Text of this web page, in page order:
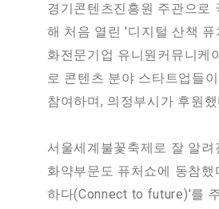
경기콘텐츠진흥원 주관으로
해 처음 열린 '디지털 산책
화전문기업 유니원커뮤니케
로 콘텐츠 분야 스타트업들
참여하며, 의정부시가 후원했
서울세계불꽃축제로 잘 알
화약부문도 퓨처쇼에 동참했
하다(Connect to future)'를